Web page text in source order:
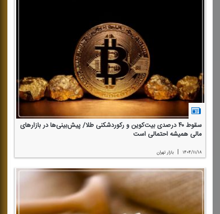
سقوط ۴۰ درصدی بیت‌كوین و ركوردشكنی طلا/ پیش‌بینی‌ها در بازارهای
مالی همیشه احتمالی است
۱۴۰۴/۱۱/۱۸ | بازار تهران